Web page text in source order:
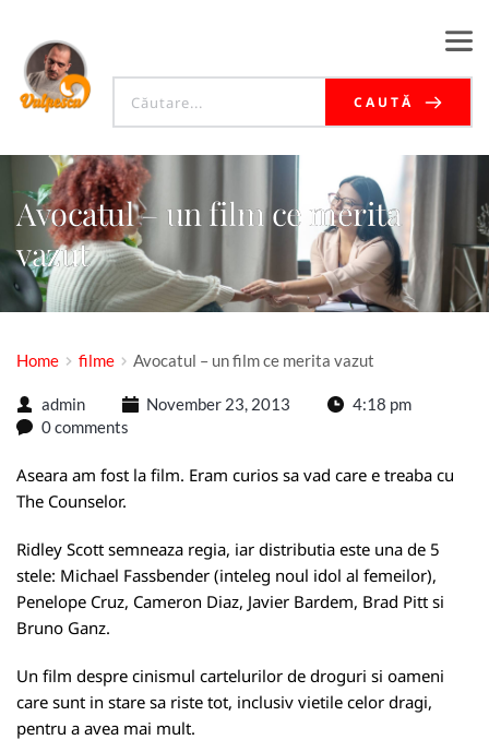
CAUTĂ
Avocatul – un film ce merita
vazut
Home filme Avocatul – un film ce merita vazut
admin November 23, 2013
4:18 pm
0 comments
Aseara am fost la film. Eram curios sa vad care e treaba cu
The Counselor.
Ridley Scott semneaza regia, iar distributia este una de 5
stele: Michael Fassbender (inteleg noul idol al femeilor),
Penelope Cruz, Cameron Diaz, Javier Bardem, Brad Pitt si
Bruno Ganz.
Un film despre cinismul cartelurilor de droguri si oameni
care sunt in stare sa riste tot, inclusiv vietile celor dragi,
pentru a avea mai mult.